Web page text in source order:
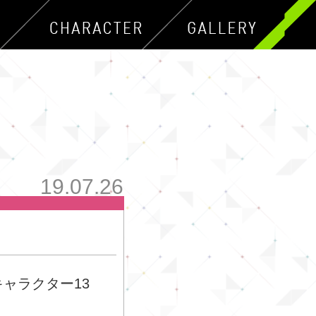
19.07.26
ラクター13